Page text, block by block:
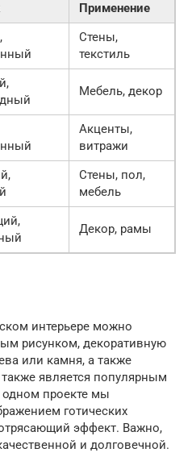
Применение
Стены,
текстиль
Мебель, декор
Акценты,
витражи
Стены, пол,
мебель
Декор, рамы
интерьере можно
рисунком, декоративную
или камня, а также
является популярным
проекте мы
готических
эффект. Важно,
и долговечной.